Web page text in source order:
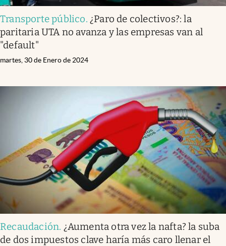
Transporte público. ¿Paro de colectivos?: la
paritaria UTA no avanza y las empresas van al
"default"
martes, 30 de Enero de 2024
Recaudación. ¿Aumenta otra vez la nafta? la suba
de dos impuestos clave haría más caro llenar el